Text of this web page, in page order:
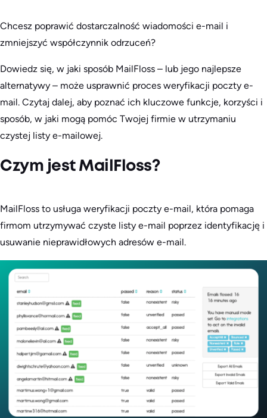
Chcesz poprawić dostarczalność wiadomości e-mail i
zmniejszyć współczynnik odrzuceń?
Dowiedz się, w jaki sposób MailFloss – lub jego najlepsze
alternatywy – może usprawnić proces weryfikacji poczty e-
mail. Czytaj dalej, aby poznać ich kluczowe funkcje, korzyści i
sposób, w jaki mogą pomóc Twojej firmie w utrzymaniu
czystej listy e-mailowej.
Czym jest MailFloss?
MailFloss to usługa weryfikacji poczty e-mail, która pomaga
firmom utrzymywać czyste listy e-mail poprzez identyfikację i
usuwanie nieprawidłowych adresów e-mail.